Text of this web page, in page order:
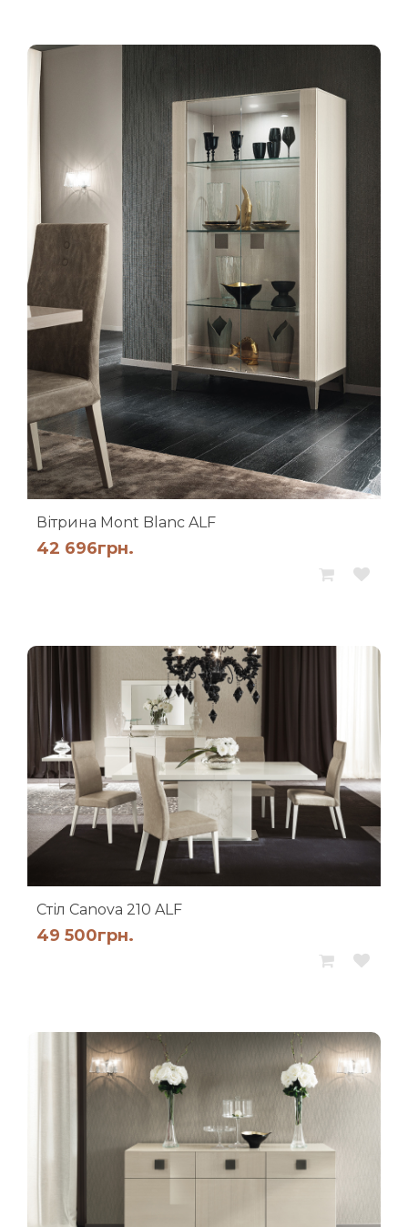
Вітрина Mont Blanc ALF
42 696грн.
Стіл Canova 210 ALF
49 500грн.